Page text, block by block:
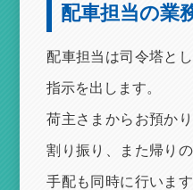
配車担当の業
配車担当は司令塔と
指示を出します。
荷主さまからお預か
割り振り、また帰り
手配も同時に行いま